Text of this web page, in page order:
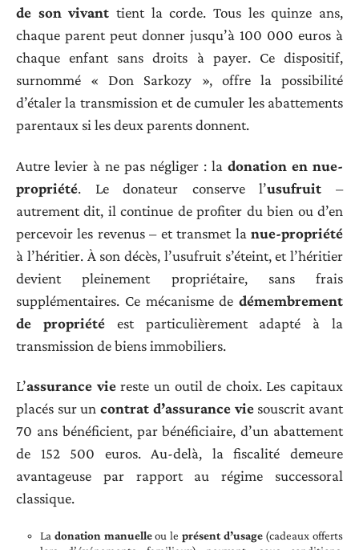
de son vivant tient la corde. Tous les quinze ans,
chaque parent peut donner jusqu’à 100 000 euros à
chaque enfant sans droits à payer. Ce dispositif,
surnommé « Don Sarkozy », offre la possibilité
d’étaler la transmission et de cumuler les abattements
parentaux si les deux parents donnent.
Autre levier à ne pas négliger : la donation en nue-
propriété. Le donateur conserve l’usufruit –
autrement dit, il continue de profiter du bien ou d’en
percevoir les revenus – et transmet la nue-propriété
à l’héritier. À son décès, l’usufruit s’éteint, et l’héritier
devient pleinement propriétaire, sans frais
supplémentaires. Ce mécanisme de démembrement
de propriétéest particulièrement adapté à la
transmission de biens immobiliers.
L’assurance viereste un outil de choix. Les capitaux
placés sur uncontrat d’assurance viesouscrit avant
70 ans bénéficient, par bénéficiaire, d’un abattement
de 152 500 euros. Au-delà, la fiscalité demeure
avantageuse par rapport au régime successoral
classique.
La donation manuelleou le présent d’usage(cadeaux offerts